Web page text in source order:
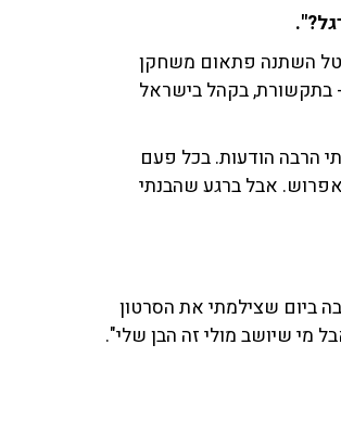
השתנה פתאום משחקן
- בתקשורת, בקהל בישראל
הרבה הודעות. בכל פעם
אבל ברגע שהבנתי
ביום שצילמתי את הסרטון
מי שיושב מולי זה הבן שלי".